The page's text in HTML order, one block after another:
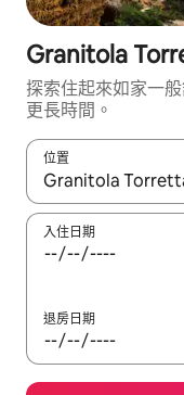
Granitola
探索住起來如家一
更長時間。
位置
如有搜尋結果，瀏覽
入住日期
退房日期